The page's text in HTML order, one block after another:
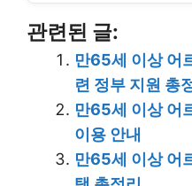
관련된 글:
만65세 이상 어
련 정부 지원 총
만65세 이상 어
이용 안내
만65세 이상 어